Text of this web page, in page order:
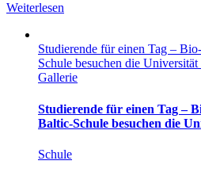
Weiterlesen
Studierende für einen Tag –
Schule besuchen die
Gallerie
Studierende für einen Tag –
Baltic-Schule besuchen die
Schule